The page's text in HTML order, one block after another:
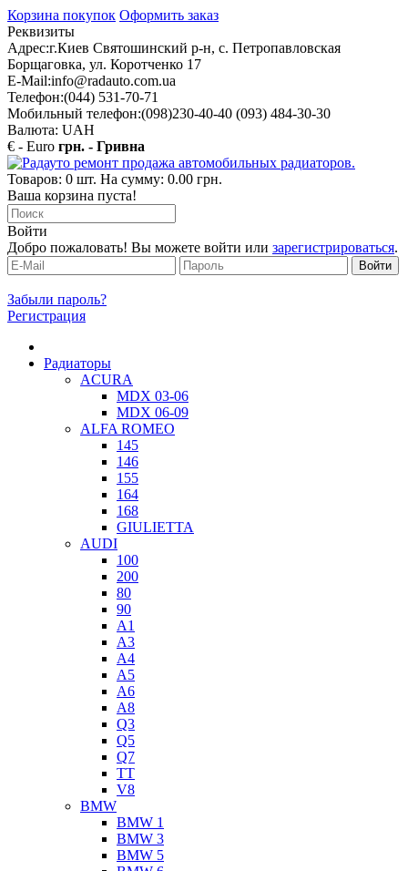
Корзина покупок Оформить заказ
Реквизиты
Адрес:г.Киев Святошинский р-н, с. Петропавловская
Борщаговка, ул. Коротченко 17
E-Mail:info@radauto.com.ua
Телефон:(044) 531-70-71
Мобильный телефон:(098)230-40-40 (093) 484-30-30
Валюта: UAH
€ - Euro грн. - Гривна
Товаров: 0 шт. На сумму: 0.00 грн.
Ваша корзина пуста!
Войти
Добро пожаловать! Вы можете войти или зарегистрироваться.
Забыли пароль?
Регистрация
Радиаторы
ACURA
MDX 03-06
MDX 06-09
ALFA ROMEO
145
146
155
164
168
GIULIETTA
AUDI
100
200
80
90
A1
A3
A4
A5
A6
A8
Q3
Q5
Q7
TT
V8
BMW
BMW 1
BMW 3
BMW 5